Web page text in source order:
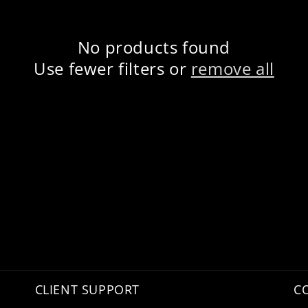
No products found
Use fewer filters or remove all
CLIENT SUPPORT